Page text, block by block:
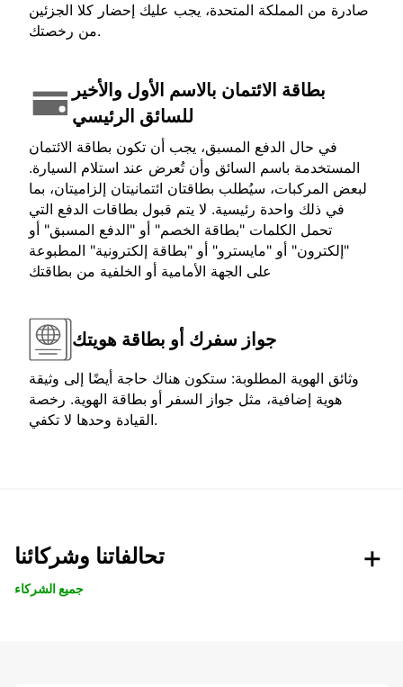
صادرة من المملكة المتحدة، يجب عليك إحضار كلا الجزئين
من رخصتك.
بطاقة الائتمان بالاسم الأول والأخير
للسائق الرئيسي
في حال الدفع المسبق، يجب أن تكون بطاقة الائتمان
المستخدمة باسم السائق وأن تُعرض عند استلام السيارة.
لبعض المركبات، سيُطلب بطاقتان ائتمانيتان إلزاميتان، بما
في ذلك واحدة رئيسية. لا يتم قبول بطاقات الدفع التي
تحمل الكلمات "بطاقة الخصم" أو "الدفع المسبق" أو
"إلكترون" أو "مايسترو" أو "بطاقة إلكترونية" المطبوعة
على الجهة الأمامية أو الخلفية من بطاقتك
جواز سفرك أو بطاقة هويتك
وثائق الهوية المطلوبة: ستكون هناك حاجة أيضًا إلى وثيقة
هوية إضافية، مثل جواز السفر أو بطاقة الهوية. رخصة
القيادة وحدها لا تكفي.
تحالفاتنا وشركائنا
جميع الشركاء